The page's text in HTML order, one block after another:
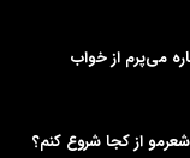
می‌پرم از خواب
شعرمو از کجا شروع کنم؟